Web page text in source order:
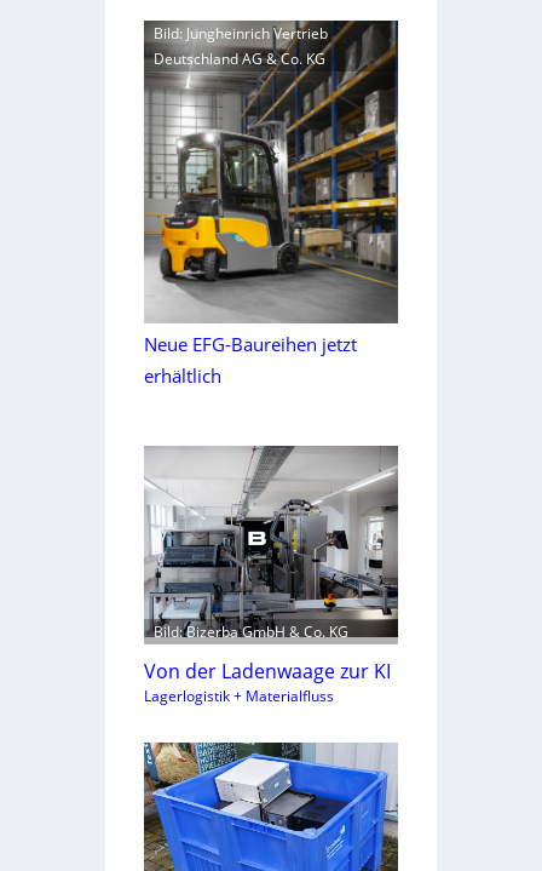
Bild: Jungheinrich Vertrieb
Deutschland AG & Co. KG
Neue EFG-Baureihen jetzt
erhältlich
Bild: Bizerba GmbH & Co. KG
Von der Ladenwaage zur KI
Lagerlogistik + Materialfluss